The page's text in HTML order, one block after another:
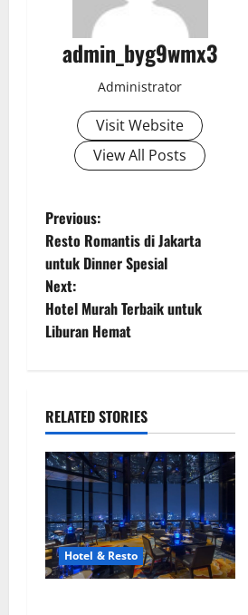
admin_byg9wmx3
Administrator
Visit Website
View All Posts
P
o
s
t
a
v
i
g
a
Previous:
Resto Romantis di Jakarta
untuk Dinner Spesial
Next:
Hotel Murah Terbaik untuk
Liburan Hemat
RELATED STORIES
Hotel & Resto